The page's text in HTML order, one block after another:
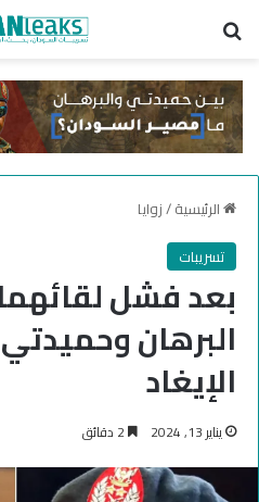
الرئيسية/زوايا
تسريبات
بعد فشل
البرهان
الإيغاد
يناير 13, 2024